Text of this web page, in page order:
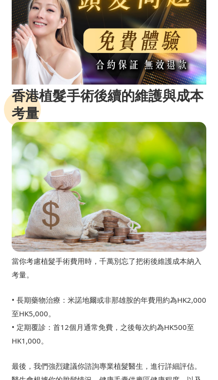
香港植髮手術後續的維護與成本
考量
當你考慮植髮手術費用時，千萬別忘了把術後維護成本納入
考量。
• 長期藥物治療：米諾地爾或非那雄胺的年費用約為HK2,000
至HK5,000。
• 定期覆診：首12個月通常免費，之後每次約為HK500至
HK1,000。
最後，我們強烈建議你諮詢專業植髮醫生，進行詳細評估。